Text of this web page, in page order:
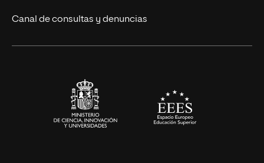
Eventos
Canal de consultas y denuncias